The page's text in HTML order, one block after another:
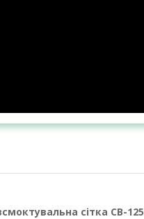
сітка СВ-125